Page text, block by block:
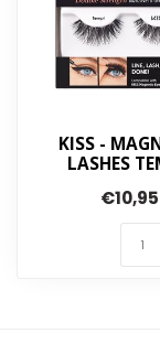
KISS -
LASHES
€10,95